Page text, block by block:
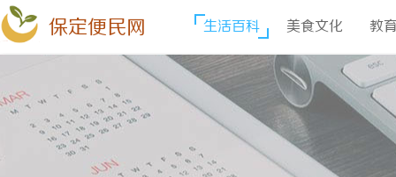
保定便民网 生活百科 美食文化 教